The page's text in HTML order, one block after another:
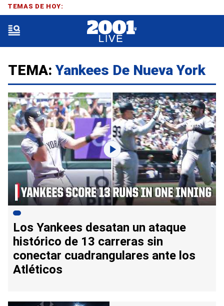
TEMA:Yankees De Nueva York
Los Yankees desatan un ataque
histórico de 13 carreras sin
conectar cuadrangulares ante los
Atléticos
TEMAS DE HOY: